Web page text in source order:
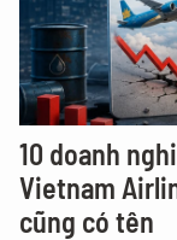
10 doanh
Vietnam
cũng có tên